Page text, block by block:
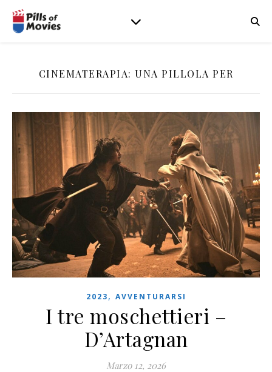
CINEMATERAPIA: UNA PILLOLA PER
2023, AVVENTURARSI
I tre moschettieri –
D’Artagnan
Marzo 12, 2026